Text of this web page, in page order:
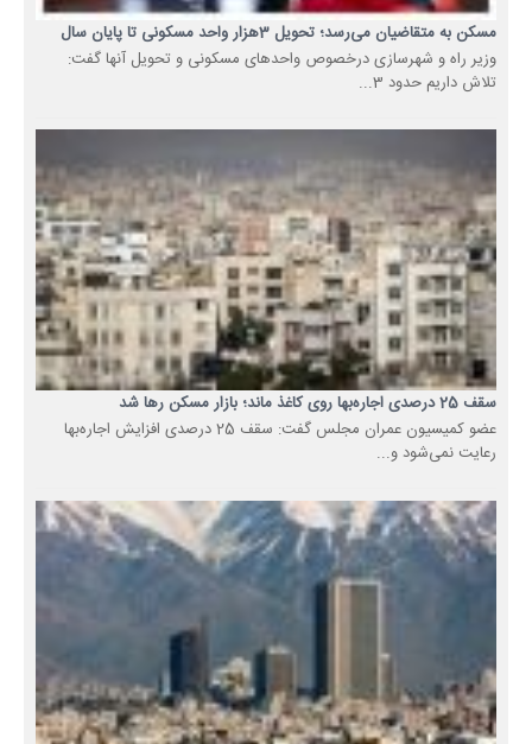
مسکن به متقاضیان می‌رسد؛ تحویل 3هزار واحد مسکونی تا پایان سال
وزیر راه و شهرسازی درخصوص واحدهای مسکونی و تحویل آنها گفت:
تلاش داریم حدود 3...
سقف 25 درصدی اجاره‌بها روی کاغذ ماند؛ بازار مسکن رها شد
عضو کمیسیون عمران مجلس گفت: سقف 25 درصدی افزایش اجاره‌بها
رعایت نمی‌شود و...